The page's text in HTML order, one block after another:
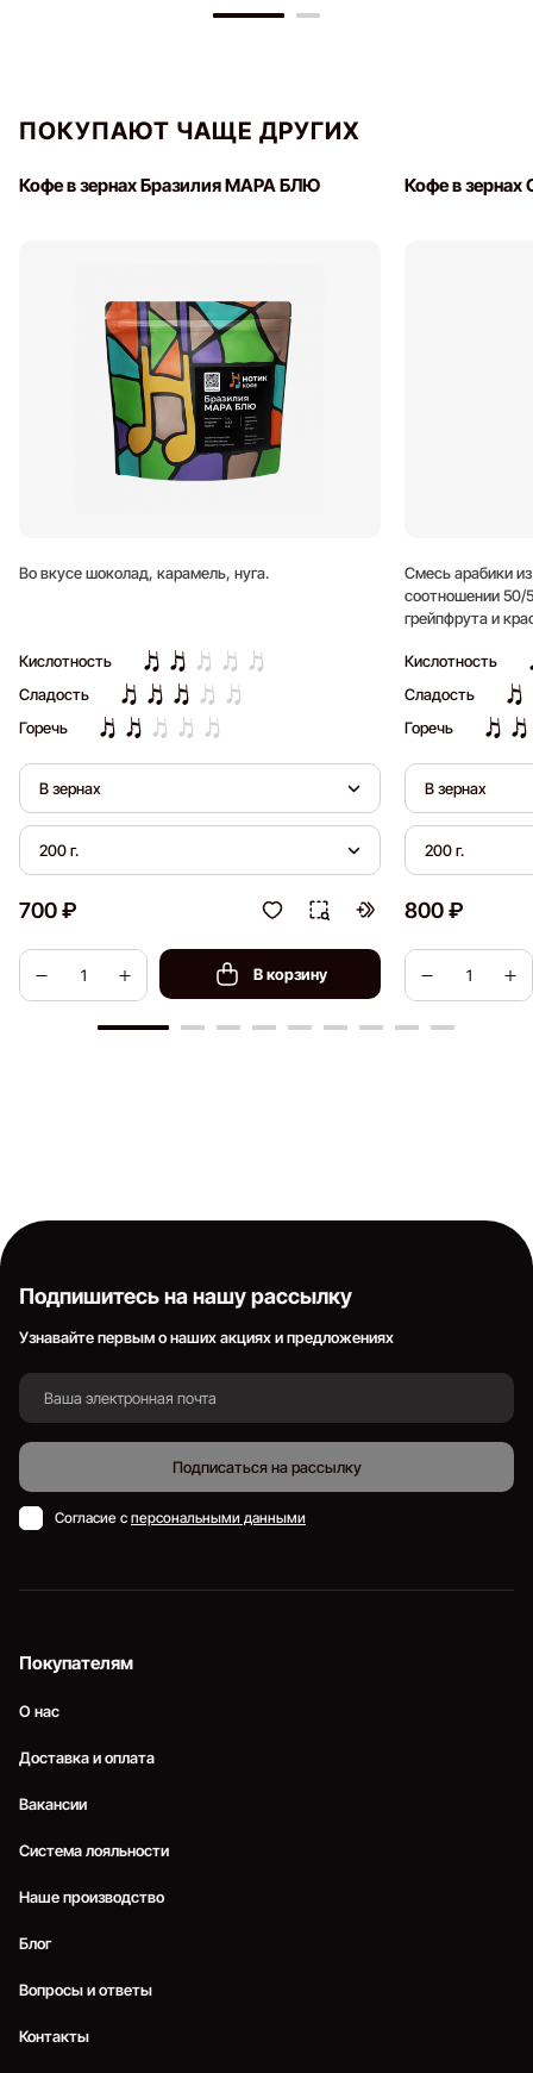
ПОКУПАЮТ ЧАЩЕ ДРУГИХ
Кофе в зернах Бразилия МАРА БЛЮ
Во вкусе шоколад, карамель, нуга.
Кислотность
Сладость
Горечь
В зернах
200 г.
700 ₽
В корзину
Кофе в зернах
Смесь арабики
соотношении
грейпфрута и
Кислотность
Сладость
Горечь
В зернах
200 г.
800 ₽
Подпишитесь на нашу рассылку
Узнавайте первым о наших акциях и предложениях
Подписаться на рассылку
Согласие с персональными данными
Покупателям
О нас
Доставка и оплата
Вакансии
Система лояльности
Наше производство
Блог
Вопросы и ответы
Контакты